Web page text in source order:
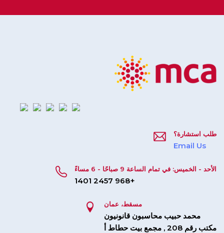
طلب استشارة؟
Email Us
الأحد - الخميس: في تمام الساعة 9 صباحًا - 6 مساءً
+968 2457 1401
مسقط، عمان
محمد حبيب محاسبون قانونيون
مكتب رقم 208 , مجمع بيت حطاط أ